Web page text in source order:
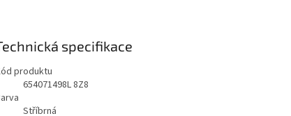
specifikace
produktu
654071498L 8Z8
Stříbrná